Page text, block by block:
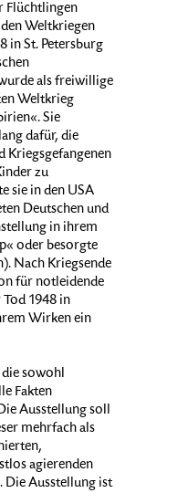
Flüchtlingen
Weltkriegen
in St. Petersburg
als freiwillige
Weltkrieg
Sie
dafür, die
Kriegsgefangenen
zu
sie in den USA
Deutschen und
in ihrem
oder besorgte
Nach Kriegsende
für notleidende
1948 in
Wirken ein
sowohl
Fakten
Ausstellung soll
mehrfach als
agierenden
Die Ausstellung ist